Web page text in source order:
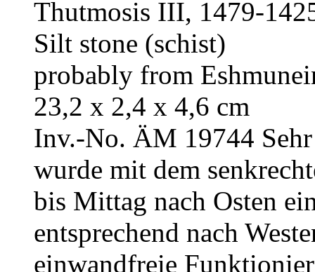
Thutmosis III, 1479-
Silt stone (schist)
probably from
23,2 x 2,4 x 4,6 cm
Inv.-No. ÄM 19744
wurde mit dem
bis Mittag nach Osten
entsprechend nach
einwandfreie